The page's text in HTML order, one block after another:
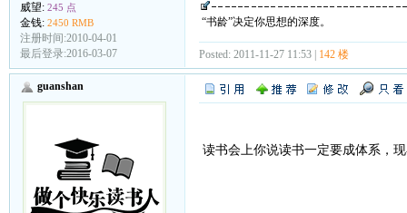
威望: 245 点
金钱: 2450 RMB
注册时间:2010-04-01
最后登录:2016-03-07
“书龄”决定你思想的深度。
Posted: 2011-11-27 11:53 | 142 楼
guanshan
读书会上你说读书一定要成体系，